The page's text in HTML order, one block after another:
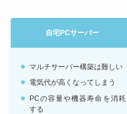
自宅PCサーバー
マルチサーバー構築は難しい
電気代が高くなってしまう
PCの容量や機器寿命を消耗
する